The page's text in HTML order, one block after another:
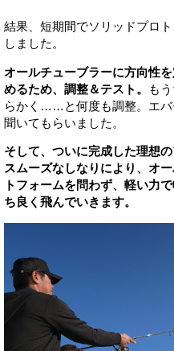
結果、短期間でソリッドプロ
しました。
オールチューブラーに方向性
めるため、調整＆テスト。
も
らかく……と何度も調整。エバ
聞いてもらいました。
そして、ついに完成した理想
スムーズなしなりにより、オ
トフォームを問わず、軽い力
ち良く飛んでいきます。